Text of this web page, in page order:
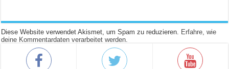
Diese Website verwendet Akismet, um Spam zu reduzieren. Erfahre, wie
deine Kommentardaten verarbeitet werden.